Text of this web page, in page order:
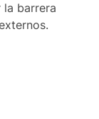
la barrera